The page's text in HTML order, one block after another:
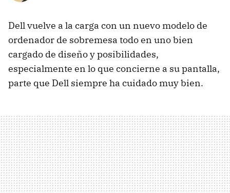
Dell vuelve a la carga con un nuevo modelo de
ordenador de sobremesa todo en uno bien
cargado de diseño y posibilidades,
especialmente en lo que concierne a su pantalla,
parte que Dell siempre ha cuidado muy bien.